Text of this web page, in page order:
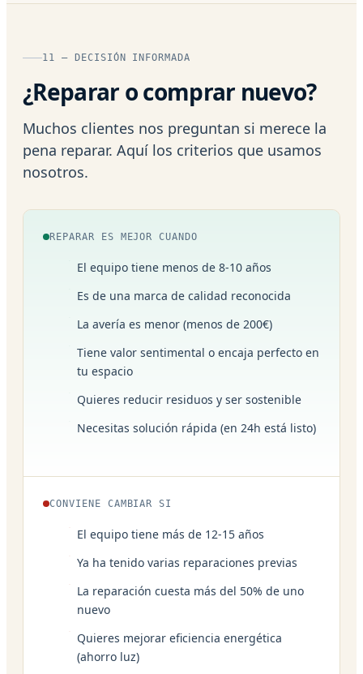
11 — DECISIÓN INFORMADA
¿Reparar o comprar nuevo?
Muchos clientes nos preguntan si merece la
pena reparar. Aquí los criterios que usamos
nosotros.
REPARAR ES MEJOR CUANDO
El equipo tiene menos de 8-10 años
Es de una marca de calidad reconocida
La avería es menor (menos de 200€)
Tiene valor sentimental o encaja perfecto en
tu espacio
Quieres reducir residuos y ser sostenible
Necesitas solución rápida (en 24h está listo)
CONVIENE CAMBIAR SI
El equipo tiene más de 12-15 años
Ya ha tenido varias reparaciones previas
La reparación cuesta más del 50% de uno
nuevo
Quieres mejorar eficiencia energética
(ahorro luz)